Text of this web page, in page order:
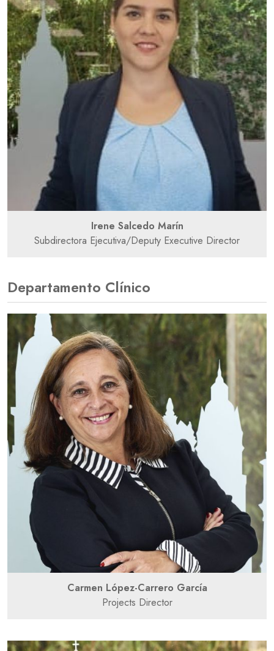
Irene Salcedo Marín
Subdirectora Ejecutiva/Deputy Executive Director
Departamento Clínico
Carmen López-Carrero García
Projects Director